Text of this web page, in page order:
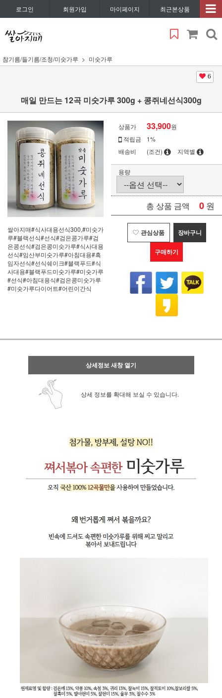
로그인 회원가입 마이페이지 최근본상품
참기름/들기름/조청/미숫가루 미숫가루
6
매일 만드는 12곡 미숫가루 300g + 콩쥐네선식300g
쌀아지매#식사대용선식300,#미숫가
루#블랙선식#선식#검은콩가루#검
은콩선식#검은콩미숫가루#식사대용
선식#임산부미숫가루#아침대용#흑
임자선식#선식쉐이크#블랙푸드#식
사대용#블랙푸드미숫가루#미숫가루
#선식#아침대용식#검은콩미숫가루
#미숫가루다이어트#어린이간식
상품가 33,900원
적립금
1%
배송비
(조건) 지역별
용량
총 상품 금액 0 원
관심상품 장바구니
구매하기
상세정보 새창 열기
상세 정보를 확대해 보실 수 있습니다.